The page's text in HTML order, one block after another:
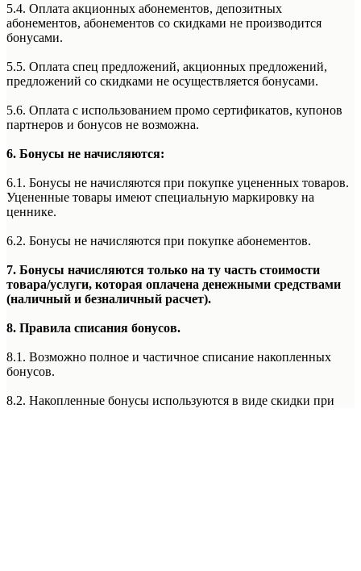
5.4. Оплата акционных абонементов, депозитных
абонементов, абонементов со скидками не производится
бонусами.
5.5. Оплата спец предложений, акционных предложений,
предложений со скидками не осуществляется бонусами.
5.6. Оплата с использованием промо сертификатов, купонов
партнеров и бонусов не возможна.
6. Бонусы не начисляются:
6.1. Бонусы не начисляются при покупке уцененных товаров.
Уцененные товары имеют специальную маркировку на
ценнике.
6.2. Бонусы не начисляются при покупке абонементов.
7. Бонусы начисляются только на ту часть стоимости
товара/услуги, которая оплачена денежными средствами
(наличный и безналичный расчет).
8. Правила списания бонусов.
8.1. Возможно полное и частичное списание накопленных
бонусов.
8.2. Накопленные бонусы используются в виде скидки при